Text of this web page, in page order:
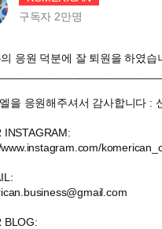
구독자2만명
응원 덕분에 잘 퇴원을 하였습
을 응원해주셔서 감사합니다 :
INSTAGRAM:
BLOG: